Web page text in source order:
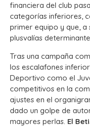
financiera del club
categorías inferiores,
primer equipo y que, a
plusvalías
Tras una campaña
los escalafones
Deportivo como el
competitivos en la
ajustes en el
dado un golpe de
mayores perlas. El